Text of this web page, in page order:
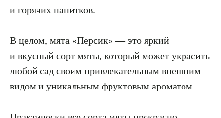
и горячих напитков.
В целом, мята «Персик» — это яркий
и вкусный сорт мяты, который может украсить
любой сад своим привлекательным внешним
видом и уникальным фруктовым ароматом.